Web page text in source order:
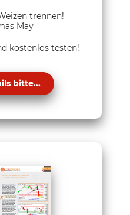
trennen!
May
kostenlos testen!
bitte...